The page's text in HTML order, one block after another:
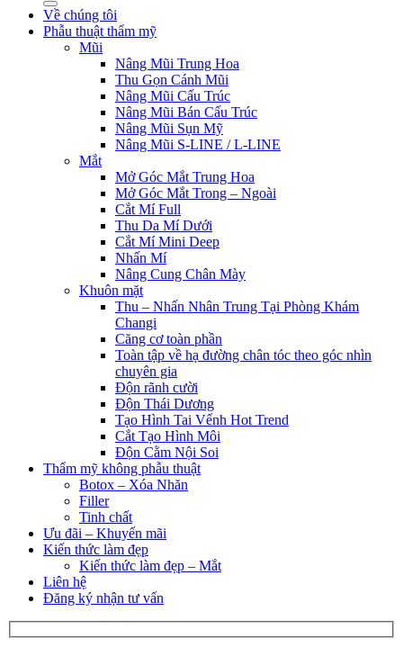
Về chúng tôi
Phẫu thuật thẩm mỹ
Mũi
Nâng Mũi Trung Hoa
Thu Gọn Cánh Mũi
Nâng Mũi Cấu Trúc
Nâng Mũi Bán Cấu Trúc
Nâng Mũi Sụn Mỹ
Nâng Mũi S-LINE / L-LINE
Mắt
Mở Góc Mắt Trung Hoa
Mở Góc Mắt Trong – Ngoài
Cắt Mí Full
Thu Da Mí Dưới
Cắt Mí Mini Deep
Nhấn Mí
Nâng Cung Chân Mày
Khuôn mặt
Thu – Nhấn Nhân Trung Tại Phòng Khám
Changi
Căng cơ toàn phần
Toàn tập về hạ đường chân tóc theo góc nhìn
chuyên gia
Độn rãnh cười
Độn Thái Dương
Tạo Hình Tai Vểnh Hot Trend
Cắt Tạo Hình Môi
Độn Cằm Nội Soi
Thẩm mỹ không phẫu thuật
Botox – Xóa Nhăn
Filler
Tinh chất
Ưu đãi – Khuyến mãi
Kiến thức làm đẹp
Kiến thức làm đẹp – Mắt
Liên hệ
Đăng ký nhận tư vấn